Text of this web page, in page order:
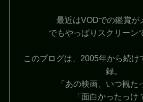
最近はVODでの鑑賞が
でもやっぱりスクリーン
このブログは、2005年から続け
録。
「あの映画、いつ観た
「面白かったっけ